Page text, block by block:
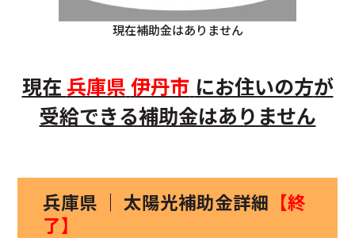
現在補助金はありません
現在 兵庫県伊丹市 にお住いの方が
受給できる補助金はありません
兵庫県 ｜ 太陽光補助金詳細 【終
了】